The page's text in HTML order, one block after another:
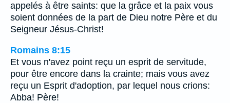
appelés à être saints: que la grâce et la paix vous
soient données de la part de Dieu notre Père et du
Seigneur Jésus-Christ!
Romains 8:15
Et vous n'avez point reçu un esprit de servitude,
pour être encore dans la crainte; mais vous avez
reçu un Esprit d'adoption, par lequel nous crions:
Abba! Père!